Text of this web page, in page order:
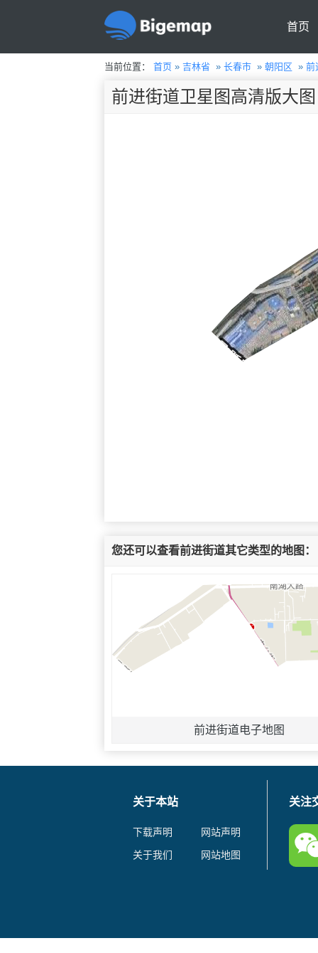
首页
当前位置： 首页» 吉林省 » 长春市» 朝阳区 » 前
前进街道卫星图高清版大图
您还可以查看前进街道其它类型的地图：
前进街道电子地图
关于本站
下载声明
网站声明
关于我们
网站地图
关注